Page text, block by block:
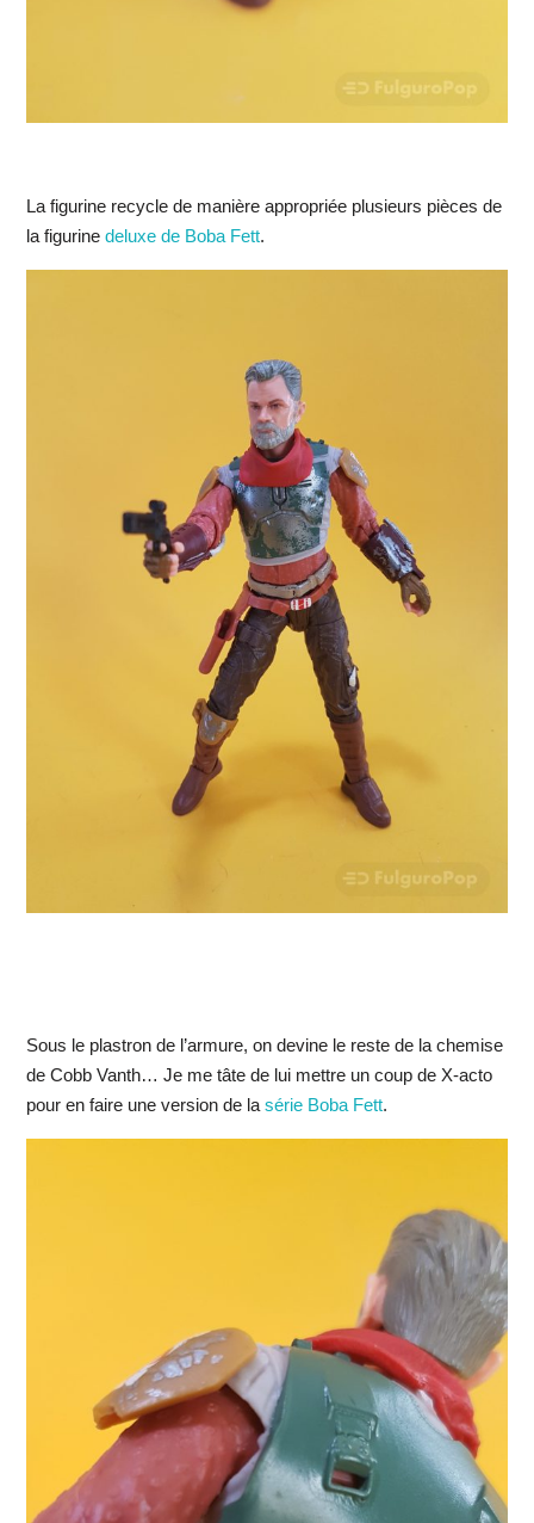
La figurine recycle de manière appropriée plusieurs pièces de
la figurinedeluxe de Boba Fett.
Sous le plastron de l’armure, on devine le reste de la chemise
de Cobb Vanth… Je me tâte de lui mettre un coup de X-acto
pour en faire une version de lasérie Boba Fett.